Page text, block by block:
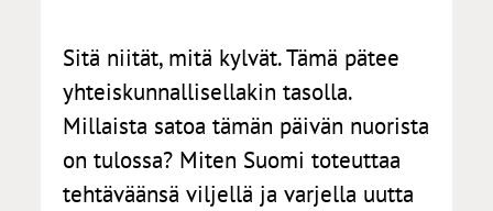
Sitä niität, mitä kylvät. Tämä pätee
yhteiskunnallisellakin tasolla.
Millaista satoa tämän päivän nuorista
on tulossa? Miten Suomi toteuttaa
tehtäväänsä viljellä ja varjella uutta